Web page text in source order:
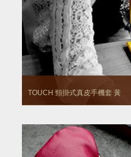
TOUCH 頸掛式真皮手機套 黃